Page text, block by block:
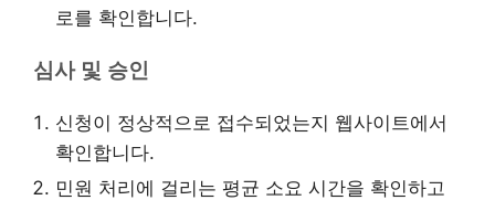
로를 확인합니다.
심사 및 승인
신청이 정상적으로 접수되었는지 웹사이트에서
확인합니다.
민원 처리에 걸리는 평균 소요 시간을 확인하고